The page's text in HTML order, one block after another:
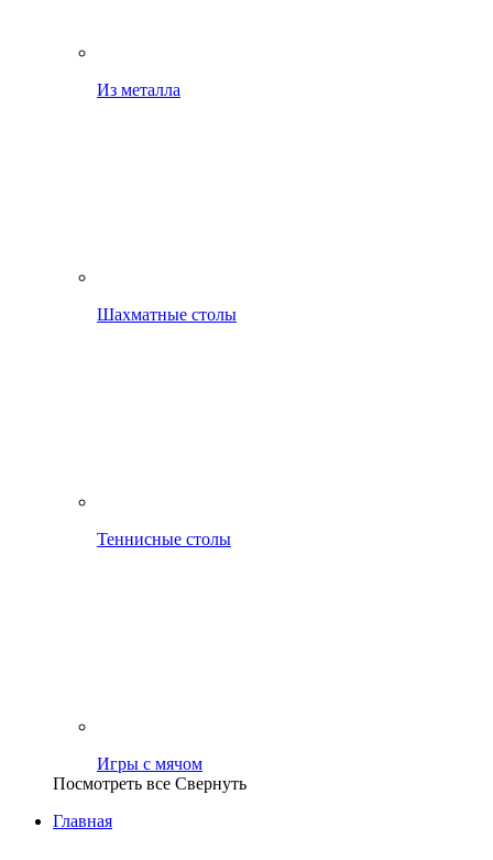
Из металла
Шахматные столы
Теннисные столы
Игры с мячом
Посмотреть все Свернуть
Главная